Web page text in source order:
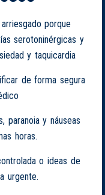
porque
serotoninérgicas y
y taquicardia
de forma segura
paranoia y náuseas
horas.
o ideas de
urgente.